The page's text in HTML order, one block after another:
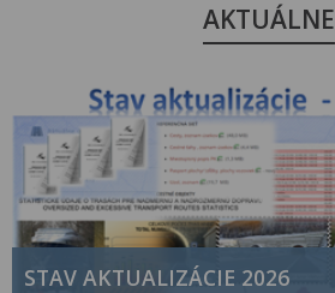
AKTUÁLNE
STAV AKTUALIZÁCIE 2026